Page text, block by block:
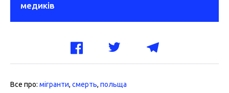
медиків
Все про: мігранти, смерть, польща